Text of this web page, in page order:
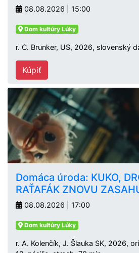
08.08.2026 | 15:00
Dom kultúry Lúky
r. C. Brunker, US, 2026, slovenský
Kúpiť
Domáca úroda: KUKO,
RAŤAFÁK ZNOVU
08.08.2026 | 17:00
Dom kultúry Lúky
r. A. Kolenčík, J. Šlauka SK, 2026,